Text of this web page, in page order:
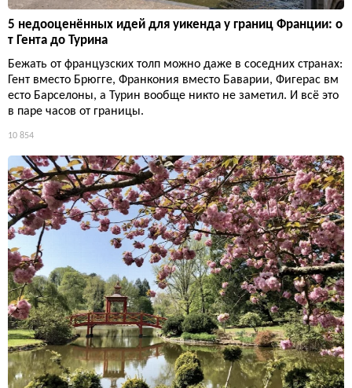
5 недооценённых идей для уикенда у границ Франции: о
т Гента до Турина
Бежать от французских толп можно даже в соседних странах:
Гент вместо Брюгге, Франкония вместо Баварии, Фигерас вм
есто Барселоны, а Турин вообще никто не заметил. И всё это
в паре часов от границы.
10 854